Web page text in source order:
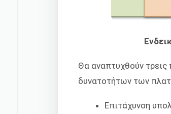
Θα αναπτυχθούν τρεις
δυνατοτήτων των
Επιτάχυνση